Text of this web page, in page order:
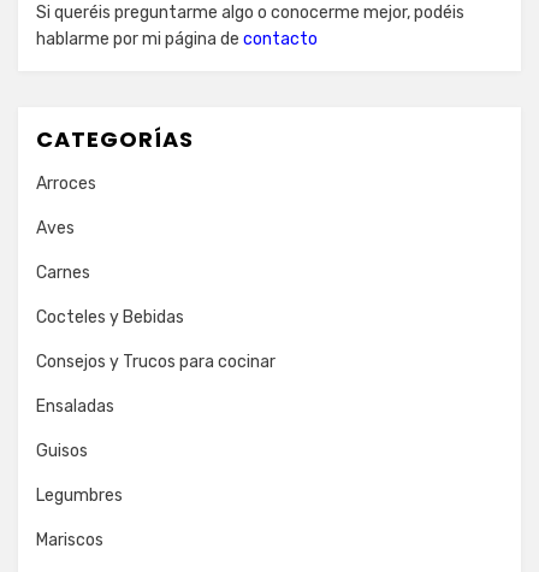
Si queréis preguntarme algo o conocerme mejor, podéis
hablarme por mi página de contacto
CATEGORÍAS
Arroces
Aves
Carnes
Cocteles y Bebidas
Consejos y Trucos para cocinar
Ensaladas
Guisos
Legumbres
Mariscos